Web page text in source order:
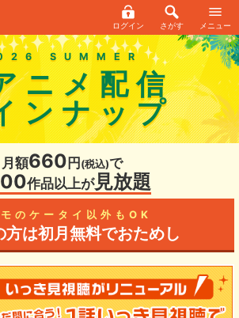
ログイン さがす メニュー
SUMMER
ニメ配信
ンナップ
月額660 円 (税込)で
作品以上が見放題
モのケータイ以外もOK
方は初月無料でおためし